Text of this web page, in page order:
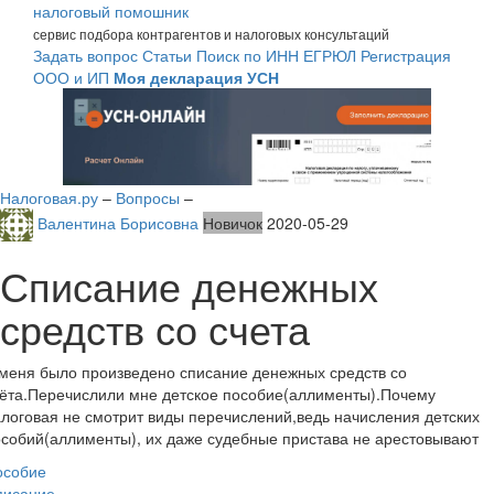
налоговый помошник
сервис подбора контрагентов и налоговых консультаций
Задать вопрос Статьи Поиск по ИНН ЕГРЮЛ Регистрация
ООО и ИП Моя декларация УСН
Налоговая.ру – Вопросы –
Валентина Борисовна Новичок 2020-05-29
Списание денежных
средств со счета
было произведено списание денежных средств со
мне детское пособие(аллименты).Почему
не смотрит виды перечислений,ведь начисления детских
их даже судебные пристава не арестовывают